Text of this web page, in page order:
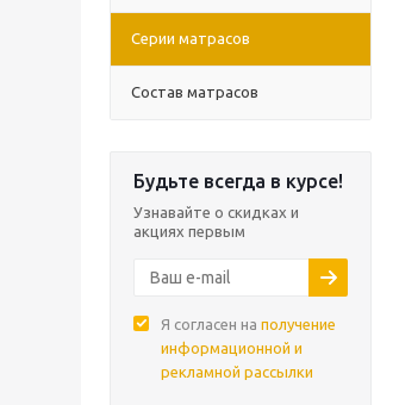
Серии матрасов
Состав матрасов
Будьте всегда в курсе!
Узнавайте о скидках и
акциях первым
Я согласен на получение
информационной и
рекламной рассылки